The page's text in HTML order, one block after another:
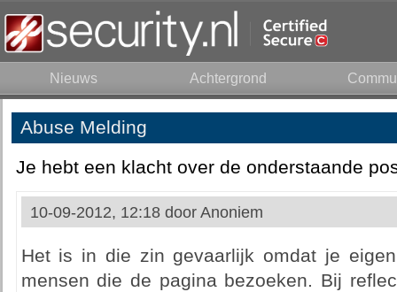
Nieuws Achtergrond
Abuse Melding
Je hebt een klacht over de onderstaande
10-09-2012, 12:18 door Anoniem
Het is in die zin gevaarlijk omdat je
mensen die de pagina bezoeken. Bij